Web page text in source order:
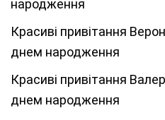
народження
Красиві привітання
днем народження
Красиві привітання
днем народження